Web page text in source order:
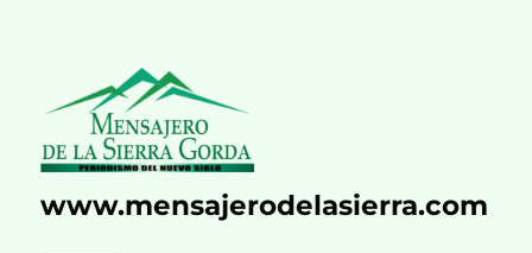
www.mensajerodelasierra.com